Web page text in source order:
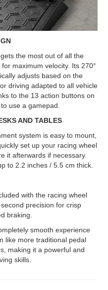
the most out of all the
maximum velocity. Its 270°
adjusts based on the
driving adapted to all vehicle
to the 13 action buttons on
use a gamepad.
AND TABLES
system is easy to mount,
set up your racing wheel
it afterwards if necessary.
to 2.2 inches / 5.5 cm thick.
with the racing wheel
precision for crisp
braking.
smooth experience
like more traditional pedal
making it a powerful and
skills.